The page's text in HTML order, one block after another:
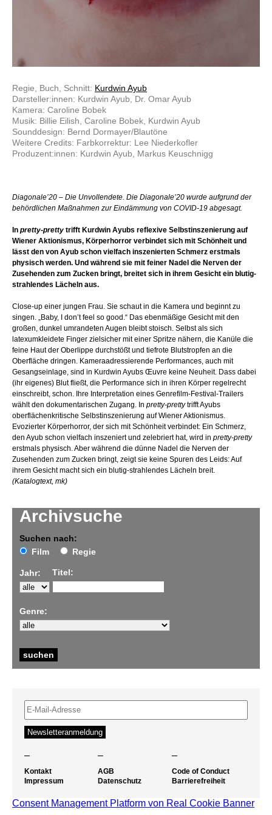
Archivsuche
Suchen nach:
Film
Regie
Jahr: Titel:
Genre:
Regie, Buch, Schnitt: Kurdwin Ayub
Darsteller:innen: Kurdwin Ayub, Dr. Omar Ayub
Kamera: Caroline Bobek
Musik: Billie Eilish, Caroline Bobek, Kurdwin Ayub
Sounddesign: Bernd Dormayer/Blautöne
Weitere Credits: Farbkorrektur: Lee Niederkofler
Produzent:innen: Kurdwin Ayub, Markus Keuschnigg
Diagonale’20 – Die Unvollendete. Die Diagonale’20 wurde aufgrund der
behördlichen Maßnahmen zur Eindämmung von COVID-19 abgesagt.
In pretty-pretty trifft Kurdwin Ayubs reflexive Selbstinszenierung auf
Wiener Aktionismus, Körperhorror verbindet sich mit Schönheit und
lässt den von Ayub schon vielfach inszenierten Schmerz erstmals
physisch werden. Und während sie mit feiner Nadel die Nerven der
Zusehenden zum Zucken bringt, breitet sich in ihrem Gesicht ein blutig-
strahlendes Lächeln aus.
Close-up einer jungen Frau. Sie schaut in die Kamera und beginnt zu
singen. „Baby, I don’t feel so good.“ Das ebenmäßige Gesicht mit den
großen, dunkel umrandeten Augen bleibt stoisch. Selbst als sich
latexumkleidete Finger zielsicher mit einer Spritze nähern, die Kanüle die
feine Haut der Oberlippe durchstößt und tiefrote Blutstropfen an die
Oberfläche dringen. Kameraadressierende Performances, auch mit
Gesangseinlage, sind in Kurdwin Ayubs Œuvre keine Neuheit. Dass dabei
(ihr eigenes) Blut fließt, die Performance sich in ihren Körper regelrecht
einschreibt, schon. Ihre Interpretation eines Genrefilm-Festival-Trailers
wählt den dokumentarischen Zugang. In pretty-prettytrifft Ayubs
oberflächenkritische Selbstinszenierung auf Wiener Aktionismus.
Evozierter Körperhorror, der sich mit Schönheit verbindet: Ein Schmerz,
den Ayub schon vielfach inszeniert und zelebriert hat, wird in pretty-pretty
erstmals physisch. Aber während die dünne Nadel die Nerven der
Zusehenden zum Zucken bringt, zeigt sie keine Spuren des Leids: Auf
ihrem Gesicht macht sich ein blutig-strahlendes Lächeln breit.
(Katalogtext, mk)
– – –
Kontakt
Impressum
AGB
Datenschutz
Code of Conduct
Barrierefreiheit
Consent Management Platform von Real Cookie Banner